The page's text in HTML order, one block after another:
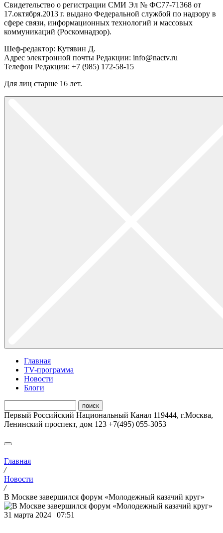
Свидетельство о регистрации СМИ Эл № ФС77-71368 от
17.октября.2013 г. выдано Федеральной службой по надзору в
сфере связи, информационных технологий и массовых
коммуникаций (Роскомнадзор).
Шеф-редактор: Кутявин Д.
Адрес электронной почты Редакции: info@nactv.ru
Телефон Редакции: +7 (985) 172-58-15
Для лиц старше 16 лет.
Главная
ТV-программа
Новости
Блоги
Первый Российский Национальный Канал 119444, г.Москва,
Ленинский проспект, дом 123 +7(495) 055-3053
Главная
/
Новости
/
В Москве завершился форум «Молодежный казачий круг»
31 марта 2024 | 07:51